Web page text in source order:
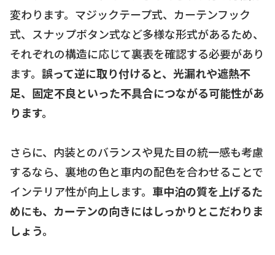
変わります。マジックテープ式、カーテンフック
式、スナップボタン式など多様な形式があるため、
それぞれの構造に応じて裏表を確認する必要があり
ます。 誤って逆に取り付けると、光漏れや遮熱不
足、固定不良といった不具合につながる可能性があ
ります。
さらに、内装とのバランスや見た目の統一感も考慮
するなら、裏地の色と車内の配色を合わせることで
インテリア性が向上します。 車中泊の質を上げるた
めにも、カーテンの向きにはしっかりとこだわりま
しょう。